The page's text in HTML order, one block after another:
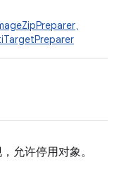
、
允许停用对象。